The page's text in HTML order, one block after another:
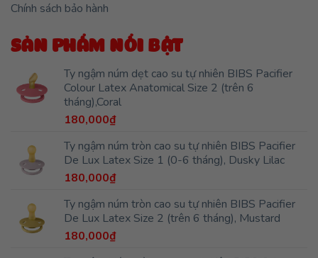
Chính sách bảo hành
SẢN PHẨM NỔI BẬT
Ty ngậm núm dẹt cao su tự nhiên BIBS Pacifier
Colour Latex Anatomical Size 2 (trên 6
tháng),Coral
180,000₫
Ty ngậm núm tròn cao su tự nhiên BIBS Pacifier
De Lux Latex Size 1 (0-6 tháng), Dusky Lilac
180,000₫
Ty ngậm núm tròn cao su tự nhiên BIBS Pacifier
De Lux Latex Size 2 (trên 6 tháng), Mustard
180,000₫